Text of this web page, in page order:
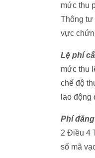
mức thu
Thông tư
vực
Lệ phí
mức thu
chế độ
lao
Phí
2 Điều 4
số mã